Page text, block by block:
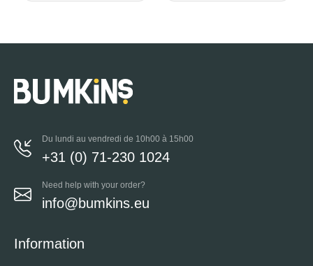
Du lundi au vendredi de 10h00 à 15h00
+31 (0) 71-230 1024
Need help with your order?
info@bumkins.eu
Information